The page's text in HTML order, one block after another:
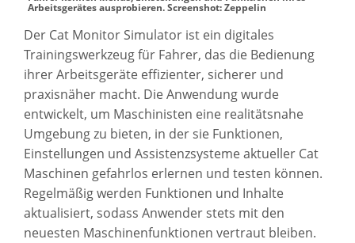
Arbeitsgerätes ausprobieren. Screenshot: Zeppelin
Der Cat Monitor Simulator ist ein digitales
Trainingswerkzeug für Fahrer, das die Bedienung
ihrer Arbeitsgeräte effizienter, sicherer und
praxisnäher macht. Die Anwendung wurde
entwickelt, um Maschinisten eine realitätsnahe
Umgebung zu bieten, in der sie Funktionen,
Einstellungen und Assistenzsysteme aktueller Cat
Maschinen gefahrlos erlernen und testen können.
Regelmäßig werden Funktionen und Inhalte
aktualisiert, sodass Anwender stets mit den
neuesten Maschinenfunktionen vertraut bleiben.